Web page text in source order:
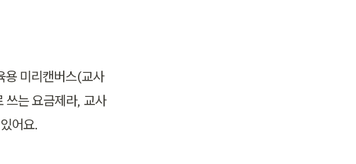
용 미리캔버스(교사
쓰는 요금제라, 교사
어요.